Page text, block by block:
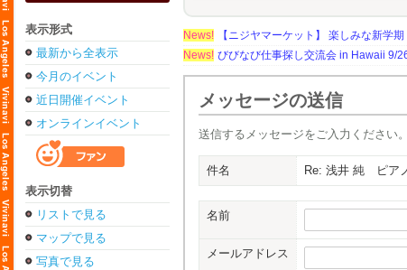
表示形式
最新から全表示
今月のイベント
近日開催イベント
オンラインイベント
表示切替
リストで見る
マップで見る
写真で見る
News!
【ニジヤマーケット】 楽しみな新学
News! びびなび仕事探し交流会 in Hawaii 9/
メッセージの送信
送信するメッセージをご入力ください。
件名 Re: 浅井 純 ピア
名前
メールアドレス